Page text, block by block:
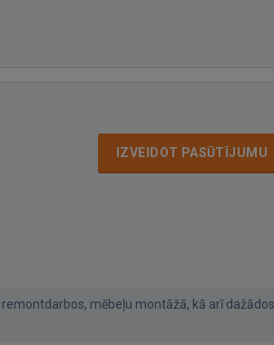
IZVEIDOT PASŪTĪJUMU
mēbeļu montāžā, kā arī dažādos